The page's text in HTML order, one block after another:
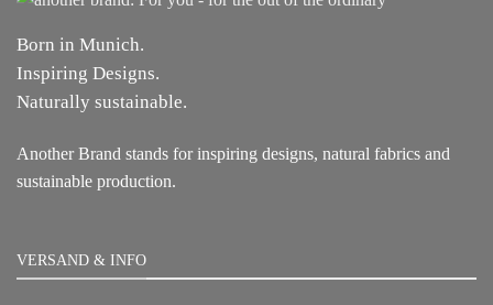
Born in Munich.
Inspiring Designs.
Naturally sustainable.
Another Brand stands for inspiring designs, natural fabrics and
sustainable production.
VERSAND & INFO